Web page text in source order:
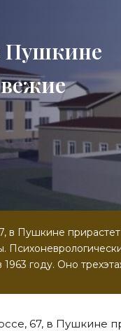
Пушкине
в Пушкине
году. Оно
67, в Пушкине